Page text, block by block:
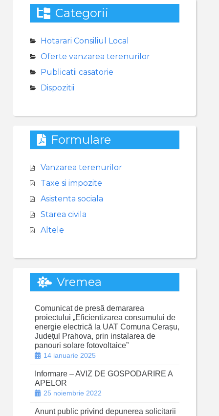
Categorii
Hotarari Consiliul Local
Oferte vanzarea terenurilor
Publicatii casatorie
Dispozitii
Formulare
Vanzarea terenurilor
Taxe si impozite
Asistenta sociala
Starea civila
Altele
Vremea
Comunicat de presă demararea
proiectului „Eficientizarea consumului de
energie electrică la UAT Comuna Cerașu,
Județul Prahova, prin instalarea de
panouri solare fotovoltaice”
14 ianuarie 2025
Informare – AVIZ DE GOSPODARIRE A
APELOR
25 noiembrie 2022
Anunt public privind depunerea solicitarii